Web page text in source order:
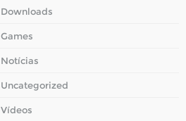
Downloads
Games
Notícias
Uncategorized
Vídeos